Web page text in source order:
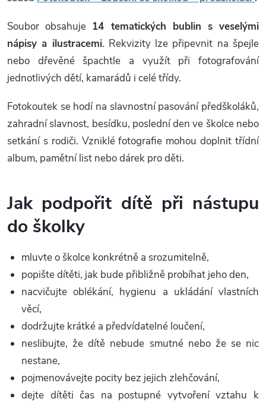
Soubor obsahuje 14 tematických bublin s veselými
nápisy a ilustracemi. Rekvizity lze připevnit na špejle
nebo dřevěné špachtle a využít při fotografování
jednotlivých dětí, kamarádů i celé třídy.
Fotokoutek se hodí na slavnostní pasování předškoláků,
zahradní slavnost, besídku, poslední den ve školce nebo
setkání s rodiči. Vzniklé fotografie mohou doplnit třídní
album, pamětní list nebo dárek pro děti.
Jak podpořit dítě při nástupu
do školky
mluvte o školce konkrétně a srozumitelně,
popište dítěti, jak bude přibližně probíhat jeho den,
nacvičujte oblékání, hygienu a ukládání vlastních
věcí,
dodržujte krátké a předvídatelné loučení,
neslibujte, že dítě nebude smutné nebo že se nic
nestane,
pojmenovávejte pocity bez jejich zlehčování,
dejte dítěti čas na postupné vytvoření vztahu k